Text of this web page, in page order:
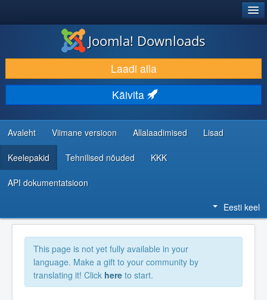
LAADI ALLA JA LAIENDA
AVASTA JA ÕPI
KOGUKOND JA KASUTAJATUGI
RESSURSID ARENDAJATELE
Joomla! Downloads
Laadi alla
Käivita
Avaleht Viimane versioon Allalaadimised Lisad
Keelepakid Tehnilised nõuded KKK
API dokumentatsioon
Eesti keel
This page is not yet fully available in your
language. Make a gift to your community by
translating it! Click here to start.